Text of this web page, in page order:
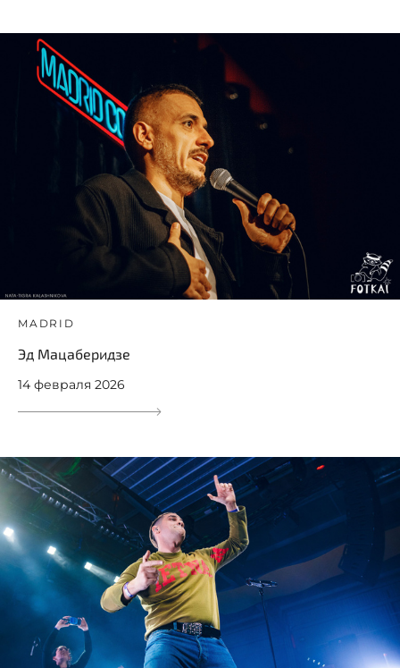
MADRID
Эд Мацаберидзе
14 февраля 2026